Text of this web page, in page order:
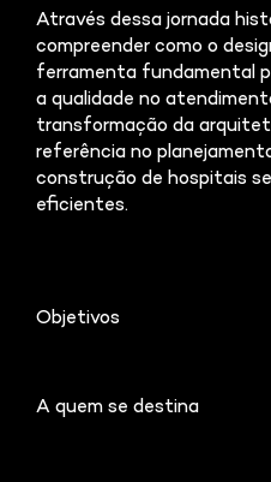
Através dessa jornada
compreender como o
ferramenta fundamental
a qualidade no
transformação da
referência no
construção de hospitais
eficientes.
Objetivos
A quem se destina